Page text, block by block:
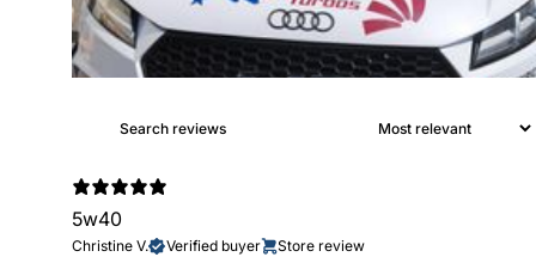
5w40
Christine V. Verified buyer Store review